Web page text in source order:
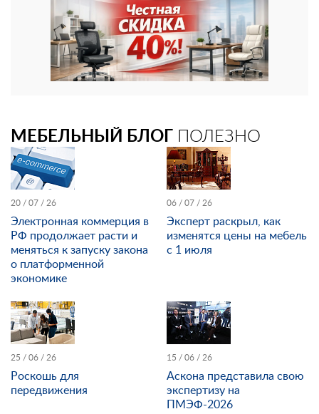
МЕБЕЛЬНЫЙ БЛОГ ПОЛЕЗНО
20 / 07 / 26
Электронная коммерция в
РФ продолжает расти и
меняться к запуску закона
о платформенной
экономике
06 / 07 / 26
Эксперт раскрыл, как
изменятся цены на мебель
с 1 июля
25 / 06 / 26
Роскошь для
передвижения
15 / 06 / 26
Аскона представила свою
экспертизу на
ПМЭФ-2026